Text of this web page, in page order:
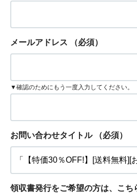
メールアドレス （必須）
▼確認のためにもう一度入力してください。
お問い合わせタイトル （必須）
領収書発行をご希望の方は、こち